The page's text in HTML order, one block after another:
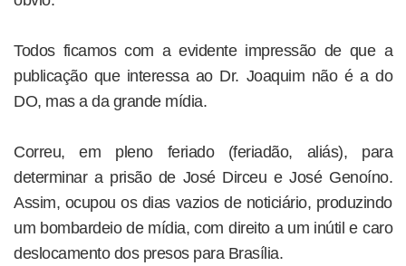
Todos ficamos com a evidente impressão de que a
publicação que interessa ao Dr. Joaquim não é a do
DO, mas a da grande mídia.
Correu, em pleno feriado (feriadão, aliás), para
determinar a prisão de José Dirceu e José Genoíno.
Assim, ocupou os dias vazios de noticiário, produzindo
um bombardeio de mídia, com direito a um inútil e caro
deslocamento dos presos para Brasília.